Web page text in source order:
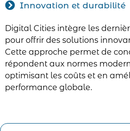
Innovation et durabilité
Digital Cities intègre les
pour offrir des solutions
Cette approche permet de
répondent aux normes
optimisant les coûts et en
performance globale.